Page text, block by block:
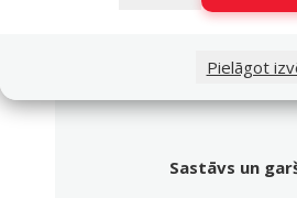
Pielāgot
Sastāvs un